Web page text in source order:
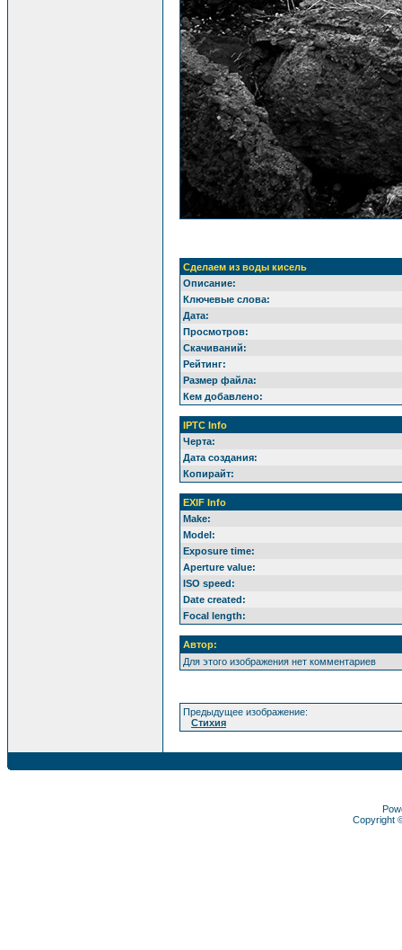
Сделаем из воды кисель
Описание:
Ключевые слова:
Дата:
Просмотров:
Скачиваний:
Рейтинг:
Размер файла:
Кем добавлено:
IPTC Info
Черта:
Дата создания:
Копирайт:
EXIF Info
Make:
Model:
Exposure time:
Aperture value:
ISO speed:
Date created:
Focal length:
Автор:
Для этого изображения нет комментариев
Предыдущее изображение:
Стихия
Copyright